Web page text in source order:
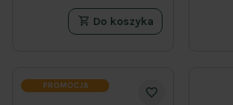
Do koszyka
PROMOCJA